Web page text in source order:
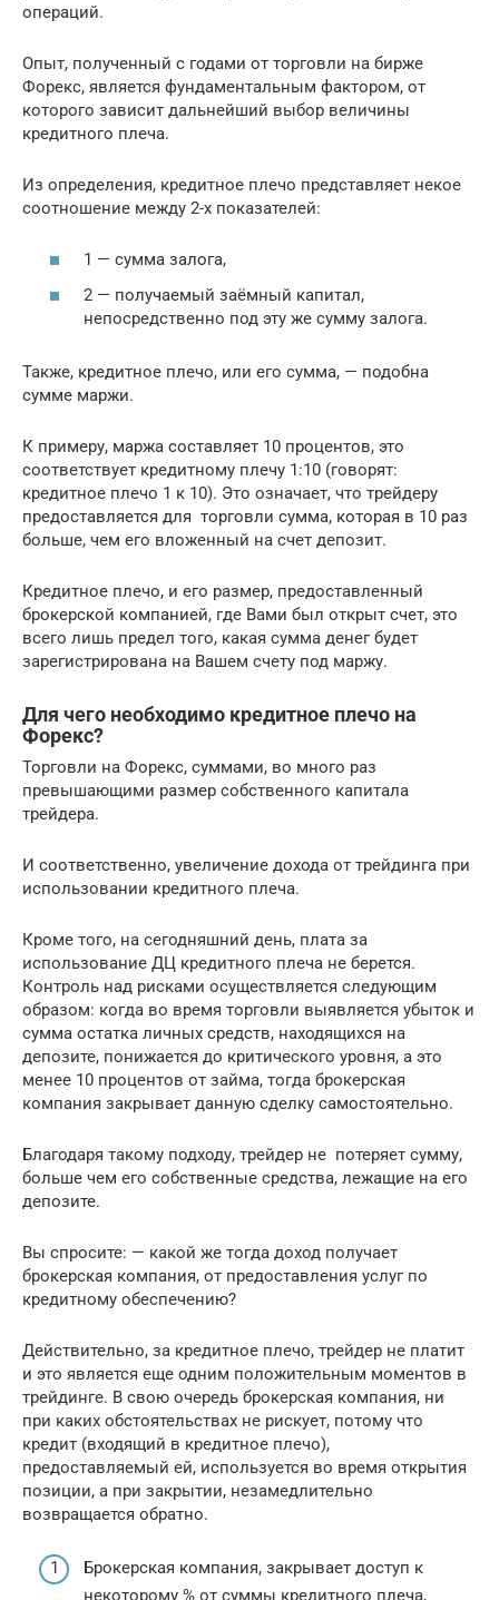
операций.
Опыт, полученный с годами от торговли на бирже
Форекс, является фундаментальным фактором, от
которого зависит дальнейший выбор величины
кредитного плеча.
Из определения, кредитное плечо представляет некое
соотношение между 2-х показателей:
1 — сумма залога,
2 — получаемый заёмный капитал,
непосредственно под эту же сумму залога.
Также, кредитное плечо, или его сумма, — подобна
сумме маржи.
К примеру, маржа составляет 10 процентов, это
соответствует кредитному плечу 1:10 (говорят:
кредитное плечо 1 к 10). Это означает, что трейдеру
предоставляется для торговли сумма, которая в 10 раз
больше, чем его вложенный на счет депозит.
Кредитное плечо, и его размер, предоставленный
брокерской компанией, где Вами был открыт счет, это
всего лишь предел того, какая сумма денег будет
зарегистрирована на Вашем счету под маржу.
Для чего необходимо кредитное плечо на
Форекс?
Торговли на Форекс, суммами, во много раз
превышающими размер собственного капитала
трейдера.
И соответственно, увеличение дохода от трейдинга при
использовании кредитного плеча.
Кроме того, на сегодняшний день, плата за
использование ДЦ кредитного плеча не берется.
Контроль над рисками осуществляется следующим
образом: когда во время торговли выявляется убыток и
сумма остатка личных средств, находящихся на
депозите, понижается до критического уровня, а это
менее 10 процентов от займа, тогда брокерская
компания закрывает данную сделку самостоятельно.
Благодаря такому подходу, трейдер не потеряет сумму,
больше чем его собственные средства, лежащие на его
депозите.
Вы спросите: — какой же тогда доход получает
брокерская компания, от предоставления услуг по
кредитному обеспечению?
Действительно, за кредитное плечо, трейдер не платит
и это является еще одним положительным моментов в
трейдинге. В свою очередь брокерская компания, ни
при каких обстоятельствах не рискует, потому что
кредит (входящий в кредитное плечо),
предоставляемый ей, используется во время открытия
позиции, а при закрытии, незамедлительно
возвращается обратно.
Брокерская компания, закрывает доступ к
некоторому % от суммы кредитного плеча,